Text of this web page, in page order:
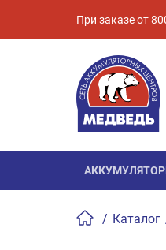
При заказе от
/ Каталог